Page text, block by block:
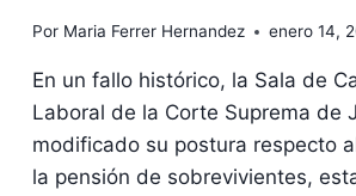
Por Maria Ferrer Hernandez enero 14,
En un fallo histórico, la Sala de
Laboral de la Corte Suprema de
modificado su postura respecto
la pensión de sobrevivientes,